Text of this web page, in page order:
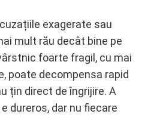
exagerate sau
mult rău decât bine pe
foarte fragil, cu mai
poate decompensa rapid
țin direct de îngrijire. A
dureros, dar nu fiecare